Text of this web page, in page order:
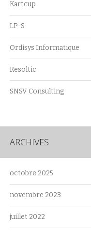
Kartcup
LP-S
Ordisys Informatique
Resoltic
SNSV Consulting
ARCHIVES
octobre 2025
novembre 2023
juillet 2022